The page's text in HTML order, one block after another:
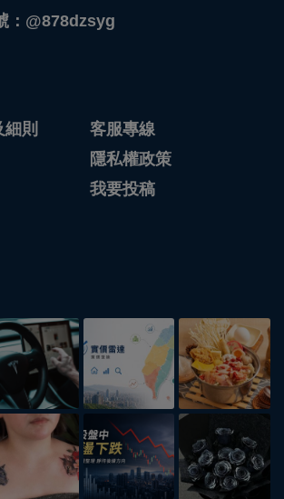
：@878dzsyg
則
客服專線
隱私權政策
我要投稿